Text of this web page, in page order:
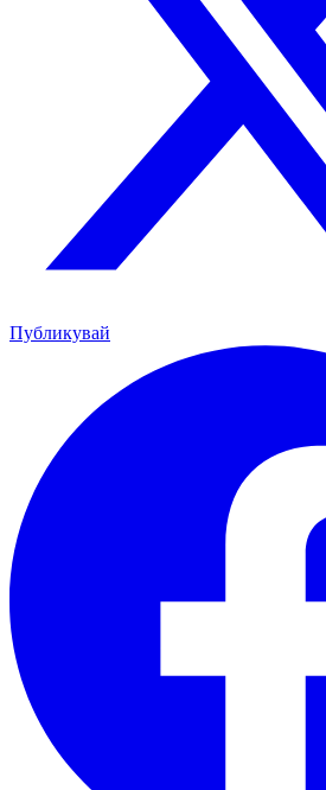
Публикувай